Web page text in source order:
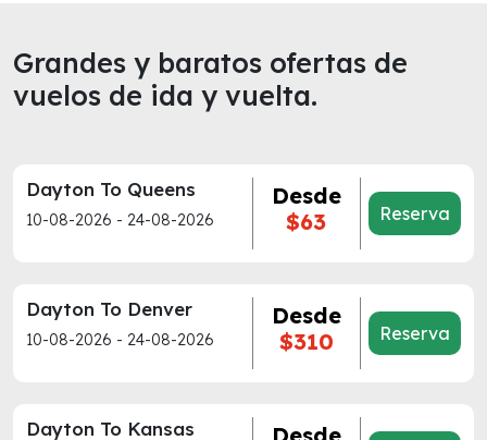
Grandes y baratos ofertas de
vuelos de ida y vuelta.
Dayton To Queens
10-08-2026 - 24-08-2026
Desde
$63
Reserva
Dayton To Denver
10-08-2026 - 24-08-2026
Desde
$310
Reserva
Dayton To Kansas